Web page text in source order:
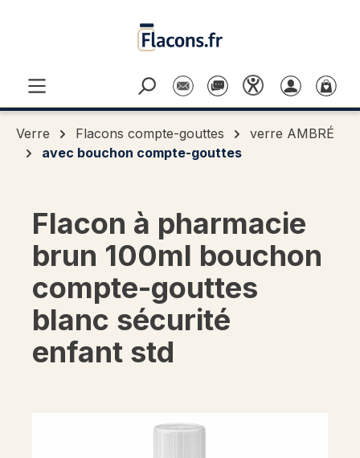
Verre Flacons compte-gouttes
verre AMBRÉ
avec bouchon compte-gouttes
Flacon à pharmacie
brun 100ml bouchon
compte-gouttes
blanc sécurité
enfant std